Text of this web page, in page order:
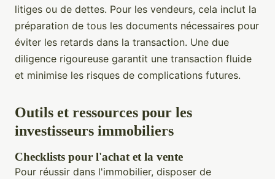
litiges ou de dettes. Pour les vendeurs, cela inclut la
préparation de tous les documents nécessaires pour
éviter les retards dans la transaction. Une due
diligence rigoureuse garantit une transaction fluide
et minimise les risques de complications futures.
Outils et ressources pour les
investisseurs immobiliers
Checklists pour l'achat et la vente
Pour réussir dans l'immobilier, disposer de